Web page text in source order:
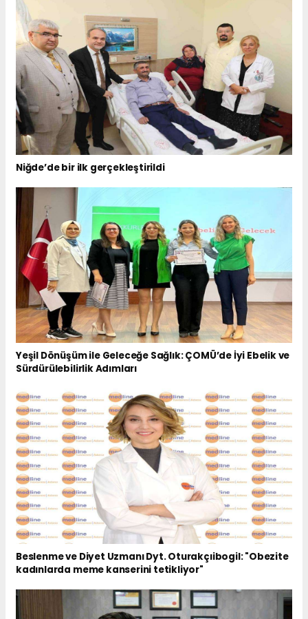
Niğde’de bir ilk gerçekleştirildi
Yeşil Dönüşüm ile Geleceğe Sağlık: ÇOMÜ’de İyi Ebelik ve
Sürdürülebilirlik Adımları
Beslenme ve Diyet Uzmanı Dyt. Oturakçıibogil: "Obezite
kadınlarda meme kanserini tetikliyor"